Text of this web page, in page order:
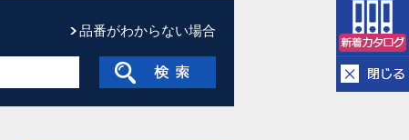
品番がわからない場合